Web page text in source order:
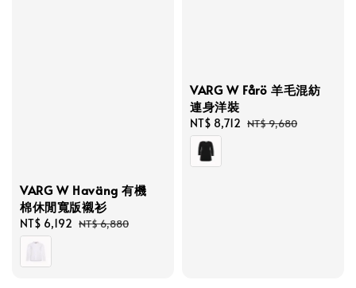
VARG W Haväng 有機
棉休閒寬版襯衫
Sale
price
NT$ 6,192 Regular
NT$ 6,880
VARG W Fårö 羊毛混紡
連身洋裝
Sale
price
NT$ 8,712 Regular
NT$ 9,680